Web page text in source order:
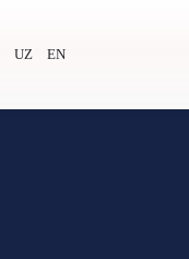
UZ EN